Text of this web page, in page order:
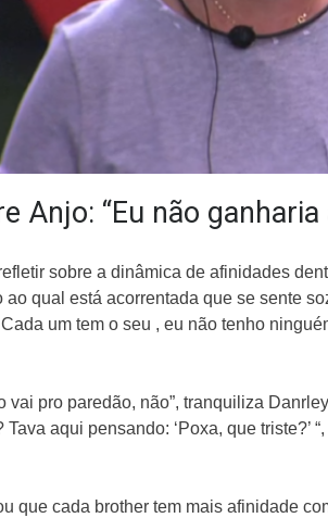
Anjo: “Eu não
sobre a dinâmica de afinidades
ao qual está acorrentada que se sente
um tem o seu , eu não tenho
vai pro paredão, não”, tranquiliza
aqui pensando: ‘Poxa, que triste?’
que cada brother tem mais afinidade